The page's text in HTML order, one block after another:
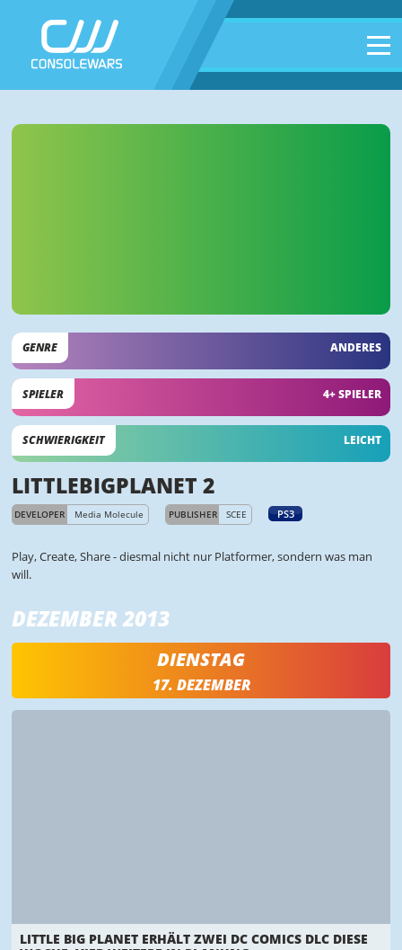
GENRE ANDERES
SPIELER 4+ SPIELER
SCHWIERIGKEIT LEICHT
LITTLEBIGPLANET 2
DEVELOPER Media Molecule PUBLISHER SCEE PS3
Play, Create, Share - diesmal nicht nur Platformer, sondern was man
will.
DEZEMBER 2013
DIENSTAG
17. DEZEMBER
LITTLE BIG PLANET ERHÄLT ZWEI DC COMICS DLC DIESE